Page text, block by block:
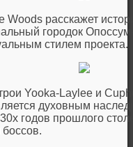
Woods расскажет
городок
стилем проекта.
Yooka-Laylee и
духовным
годов прошлого
боссов.